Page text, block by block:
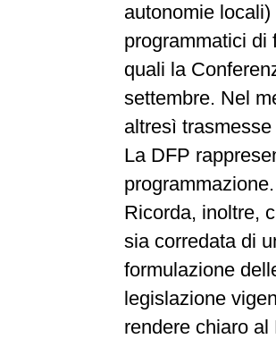
autonomie
programmatici di
quali la
settembre. Nel
altresì
La DFP
programmazione.
Ricorda, inoltre,
sia corredata di
formulazione
legislazione
rendere chiaro